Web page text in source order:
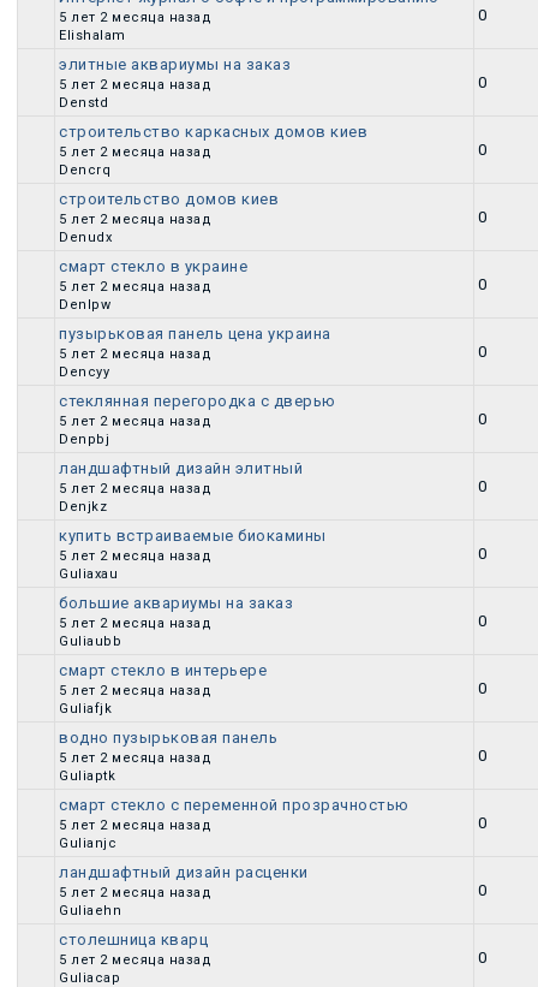
Обычная тема
5 лет 2 месяца назад
Elishalam
0
Обычная тема
элитные аквариумы на заказ
5 лет 2 месяца назад
Denstd
0
Обычная тема
строительство каркасных домов киев
5 лет 2 месяца назад
Dencrq
0
Обычная тема
строительство домов киев
5 лет 2 месяца назад
Denudx
0
Обычная тема
смарт стекло в украине
5 лет 2 месяца назад
Denlpw
0
Обычная тема
пузырьковая панель цена украина
5 лет 2 месяца назад
Dencyy
0
Обычная тема
стеклянная перегородка с дверью
5 лет 2 месяца назад
Denpbj
0
Обычная тема
ландшафтный дизайн элитный
5 лет 2 месяца назад
Denjkz
0
Обычная тема
купить встраиваемые биокамины
5 лет 2 месяца назад
Guliaxau
0
Обычная тема
большие аквариумы на заказ
5 лет 2 месяца назад
Guliaubb
0
Обычная тема
смарт стекло в интерьере
5 лет 2 месяца назад
Guliafjk
0
Обычная тема
водно пузырьковая панель
5 лет 2 месяца назад
Guliaptk
0
Обычная тема
смарт стекло с переменной прозрачностью
5 лет 2 месяца назад
Gulianjc
0
Обычная тема
ландшафтный дизайн расценки
5 лет 2 месяца назад
Guliaehn
0
Обычная тема
столешница кварц
5 лет 2 месяца назад
Guliacap
0